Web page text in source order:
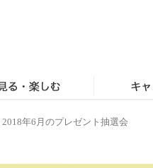
2018年6月のプレゼント抽選会